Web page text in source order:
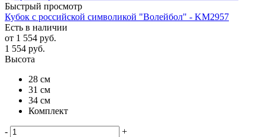
Быстрый просмотр
Кубок с российской символикой "Волейбол" - KM2957
Есть в наличии
от 1 554 руб.
1 554 руб.
Высота
28 см
31 см
34 см
Комплект
-
+